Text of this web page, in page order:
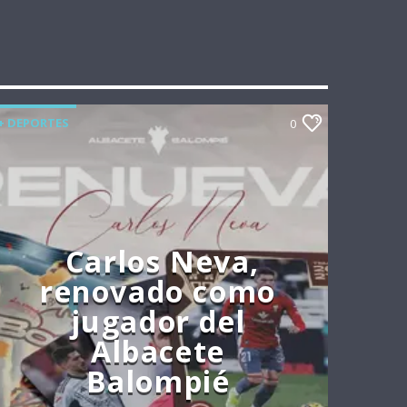
DEPORTES 0
Carlos Neva,
renovado como
jugador del
Albacete
Balompié